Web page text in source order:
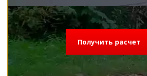
Получить расчет